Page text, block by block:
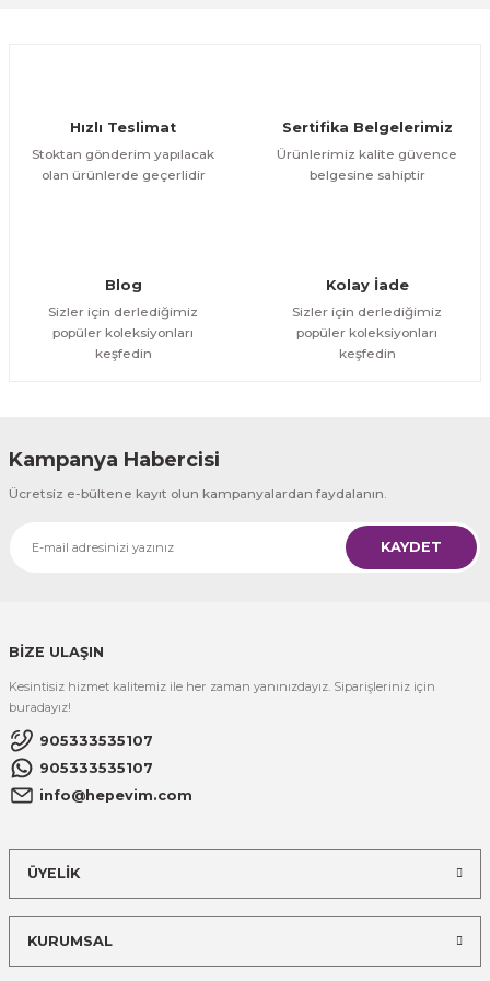
Bu ürüne benzer farklı alternatifler olmalı.
Hızlı Teslimat
Stoktan gönderim yapılacak
olan ürünlerde geçerlidir
Sertifika Belgelerimiz
Ürünlerimiz kalite güvence
belgesine sahiptir
Blog
Sizler için derlediğimiz
popüler koleksiyonları
keşfedin
Kolay İade
Sizler için derlediğimiz
popüler koleksiyonları
keşfedin
Kampanya Habercisi
Ücretsiz e-bültene kayıt olun kampanyalardan faydalanın.
KAYDET
BİZE ULAŞIN
Kesintisiz hizmet kalitemiz ile her zaman yanınızdayız. Siparişleriniz için
buradayız!
905333535107
905333535107
info@hepevim.com
ÜYELİK
KURUMSAL